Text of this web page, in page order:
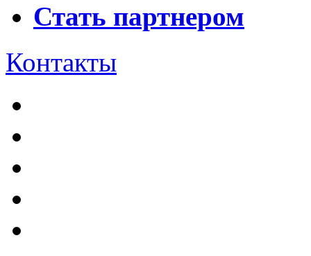
Стать партнером
Контакты